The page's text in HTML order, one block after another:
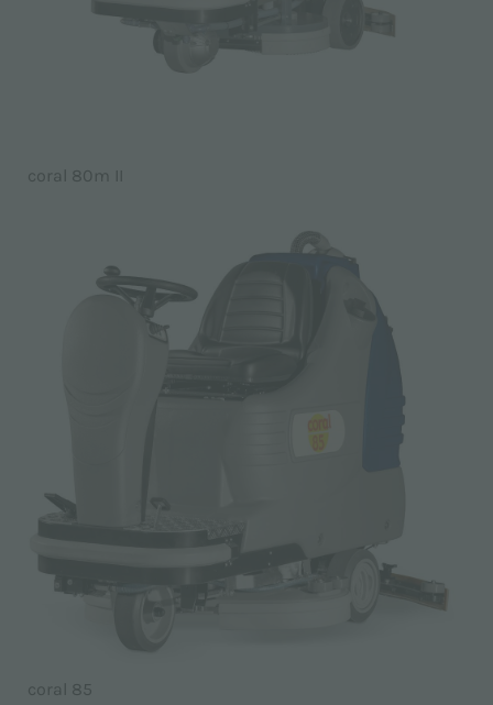
coral 80m II
coral 85